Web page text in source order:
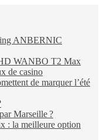
ANBERNIC
WANBO T2 Max
de casino
de marquer l’été
Marseille ?
: la meilleure option